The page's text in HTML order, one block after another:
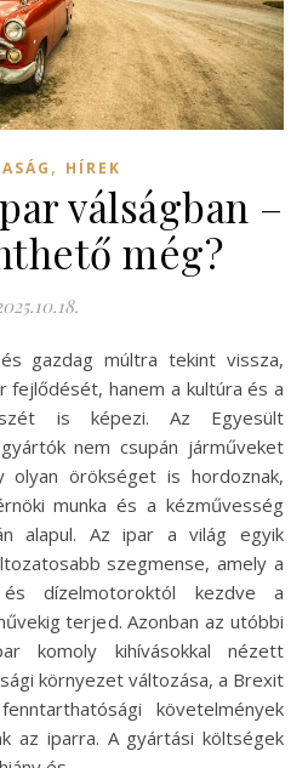
, HÍREK
válságban –
még?
fejlődését, hanem a kultúra és a
is képezi. Az Egyesült
nem csupán járműveket
olyan örökséget is hordoznak,
munka és a kézművesség
alapul. Az ipar a világ egyik
szegmense, amely a
és dízelmotoroktól kezdve a
terjed. Azonban az utóbbi
komoly kihívásokkal nézett
környezet változása, a Brexit
követelmények
az iparra. A gyártási költségek